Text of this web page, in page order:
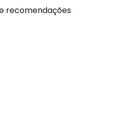
recomendações